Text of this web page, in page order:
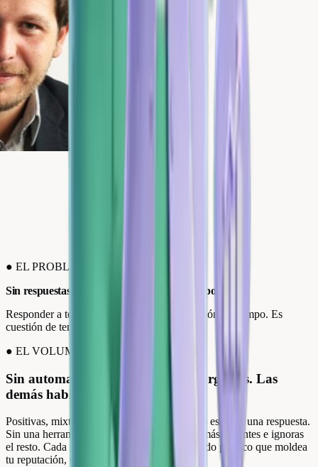
● EL PROBLEMA
Sin respuestas, tus reseñas hablan. Pero no por ti.
Responder a todas tus reseñas ya no es cuestión de tiempo. Es
cuestión de tener la herramienta adecuada.
● EL VOLUMEN
Sin automatización, gestionas las urgentes. Las
demás hablan sin ti.
Positivas, mixtas, negativas: todas las reseñas esperan una respuesta.
Sin una herramienta dedicada, gestionas las más urgentes e ignoras
el resto. Cada reseña sin respuesta es contenido público que moldea
tu reputación, sin tu voz.